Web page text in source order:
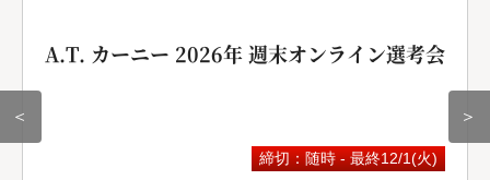
＜
A.T. カーニー 2026年 週末オンライン選考会
締切：随時 - 最終12/1(火)
＞